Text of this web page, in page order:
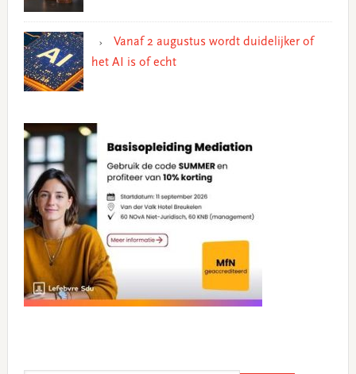
Vanaf 2 augustus wordt duidelijker of
het AI is of echt